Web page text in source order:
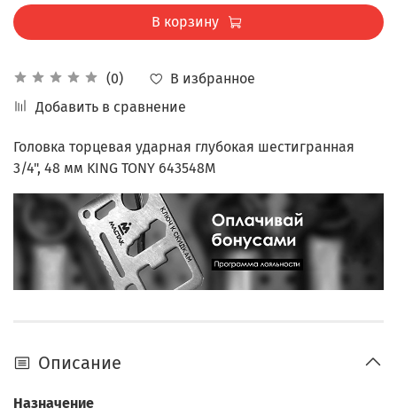
(0)
В избранное
Добавить в сравнение
В корзину
Головка торцевая ударная глубокая шестигранная
3/4", 48 мм KING TONY 643548M
Описание
Назначение